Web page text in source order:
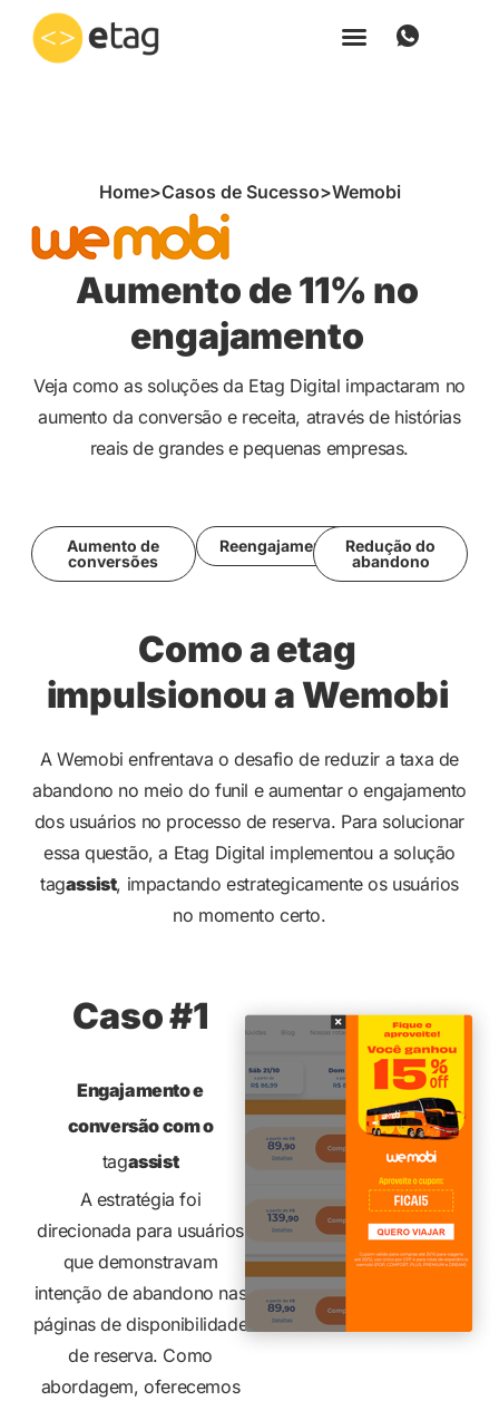
para
Home>Casos de Sucesso>Wemobi
Aumento de 11% no
engajamento
Veja como as soluções da Etag Digital impactaram no
aumento da conversão e receita, através de histórias
reais de grandes e pequenas empresas.
Aumento de
conversões
Reengajamento
Redução do
abandono
Como a etag
impulsionou a Wemobi
A Wemobi enfrentava o desafio de reduzir a taxa de
abandono no meio do funil e aumentar o engajamento
dos usuários no processo de reserva. Para solucionar
essa questão, a Etag Digital implementou a solução
tagassist, impactando estrategicamente os usuários
no momento certo.
Caso #1
Engajamento e
conversão com o
tagassist
A estratégia foi
direcionada para usuários
que demonstravam
intenção de abandono nas
páginas de disponibilidade
de reserva. Como
abordagem, oferecemos